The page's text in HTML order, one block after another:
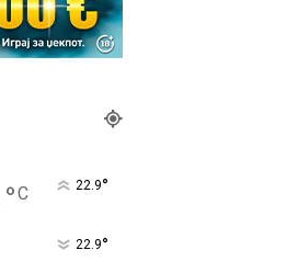
°C 22.9°
22.9°